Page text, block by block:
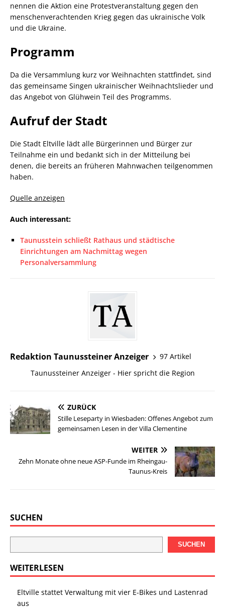
nennen die Aktion eine Protestveranstaltung gegen den
menschenverachtenden Krieg gegen das ukrainische Volk
und die Ukraine.
Programm
Da die Versammlung kurz vor Weihnachten stattfindet, sind
das gemeinsame Singen ukrainischer Weihnachtslieder und
das Angebot von Glühwein Teil des Programms.
Aufruf der Stadt
Die Stadt Eltville lädt alle Bürgerinnen und Bürger zur
Teilnahme ein und bedankt sich in der Mitteilung bei
denen, die bereits an früheren Mahnwachen teilgenommen
haben.
Quelle anzeigen
Auch interessant:
Taunusstein schließt Rathaus und städtische
Einrichtungen am Nachmittag wegen
Personalversammlung
Redaktion Taunussteiner Anzeiger
97 Artikel
Taunussteiner Anzeiger - Hier spricht die Region
ZURÜCK
Stille Leseparty in Wiesbaden: Offenes Angebot zum
gemeinsamen Lesen in der Villa Clementine
WEITER
Zehn Monate ohne neue ASP-Funde im Rheingau-
Taunus-Kreis
SUCHEN
SUCHEN
WEITERLESEN
Eltville stattet Verwaltung mit vier E-Bikes und Lastenrad
aus